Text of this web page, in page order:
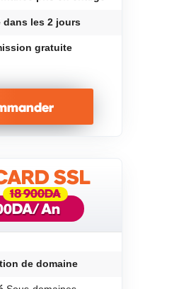
dans les 2 jours
gratuite
SSL
18 900DA
DA/ An
de domaine